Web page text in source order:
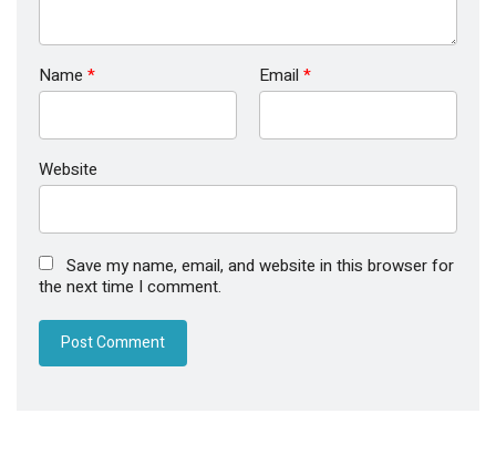
Name * Email *
Website
Save my name, email, and website in this browser for
the next time I comment.